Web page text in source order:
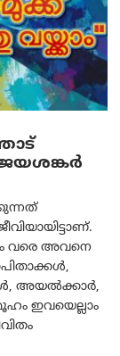
വരെ അവനെ
അയൽക്കാർ,
ഇവയെല്ലാം